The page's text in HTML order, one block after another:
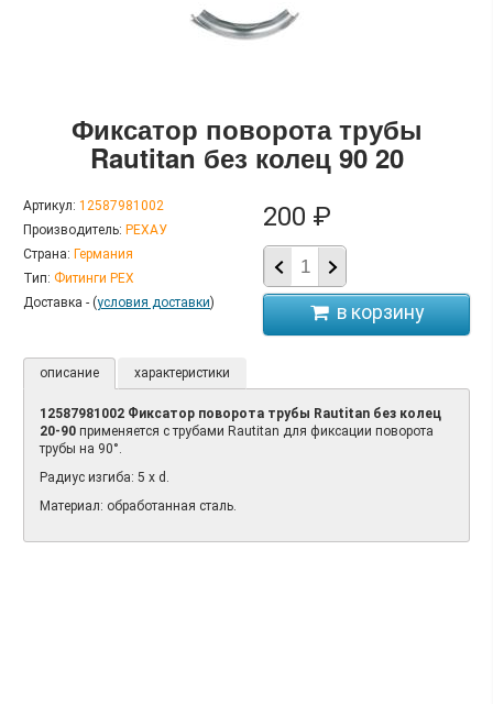
Фиксатор поворота трубы
Rautitan без колец 90 20
Артикул: 12587981002
Производитель: РЕХАУ
Страна: Германия
Тип: Фитинги PEX
Доставка - (условия доставки)
200 ₽
в корзину
описание характеристики
12587981002 Фиксатор поворота трубы Rautitan без колец
20-90 применяется с трубами Rautitan для фиксации поворота
трубы на 90°.
Радиус изгиба: 5 x d.
Материал: обработанная сталь.